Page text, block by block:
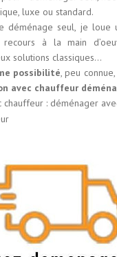
luxe ou standard.
déménage seul, je loue
à la main
solutions classiques…
possibilité, peu connue,
avec chauffeur
chauffeur : déménager